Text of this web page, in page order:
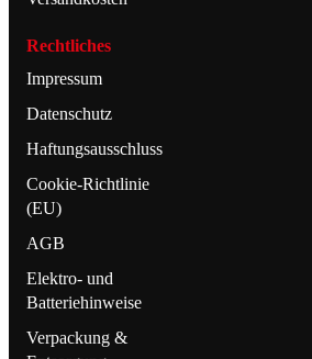
Rechtliches
Impressum
Datenschutz
Haftungsausschluss
Cookie-Richtlinie
(EU)
AGB
Elektro- und
Batteriehinweise
Verpackung &